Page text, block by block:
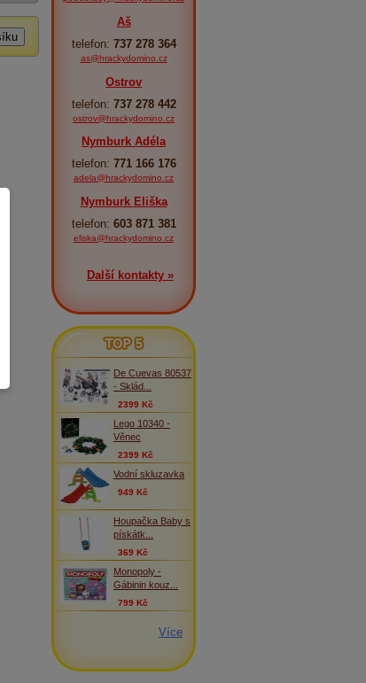
Aš
telefon: 737 278 364
as@hrackydomino.cz
Ostrov
telefon: 737 278 442
ostrov@hrackydomino.cz
Nymburk Adéla
telefon: 771 166 176
adela@hrackydomino.cz
Nymburk Eliška
telefon: 603 871 381
eliska@hrackydomino.cz
Další kontakty »
TOP 5
De Cuevas 80537
- Sklád...
2399 Kč
Lego 10340 -
Věnec
2399 Kč
Vodní skluzavka
949 Kč
Houpačka Baby s
pískátk...
369 Kč
Monopoly -
Gábinin kouz...
799 Kč
Více